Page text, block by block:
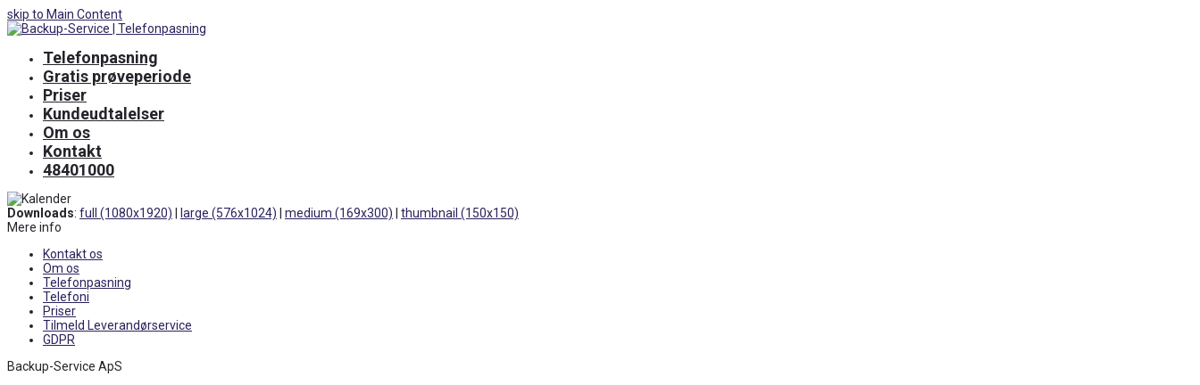
skip to Main Content
Telefonpasning
Gratis prøveperiode
Priser
Kundeudtalelser
Om os
Kontakt
48401000
Downloads: full (1080x1920) large (576x1024) medium (169x300)
thumbnail (150x150)
Mere info
Kontakt os
Om os
Telefonpasning
Telefoni
Priser
Tilmeld Leverandørservice
GDPR
Backup-Service ApS